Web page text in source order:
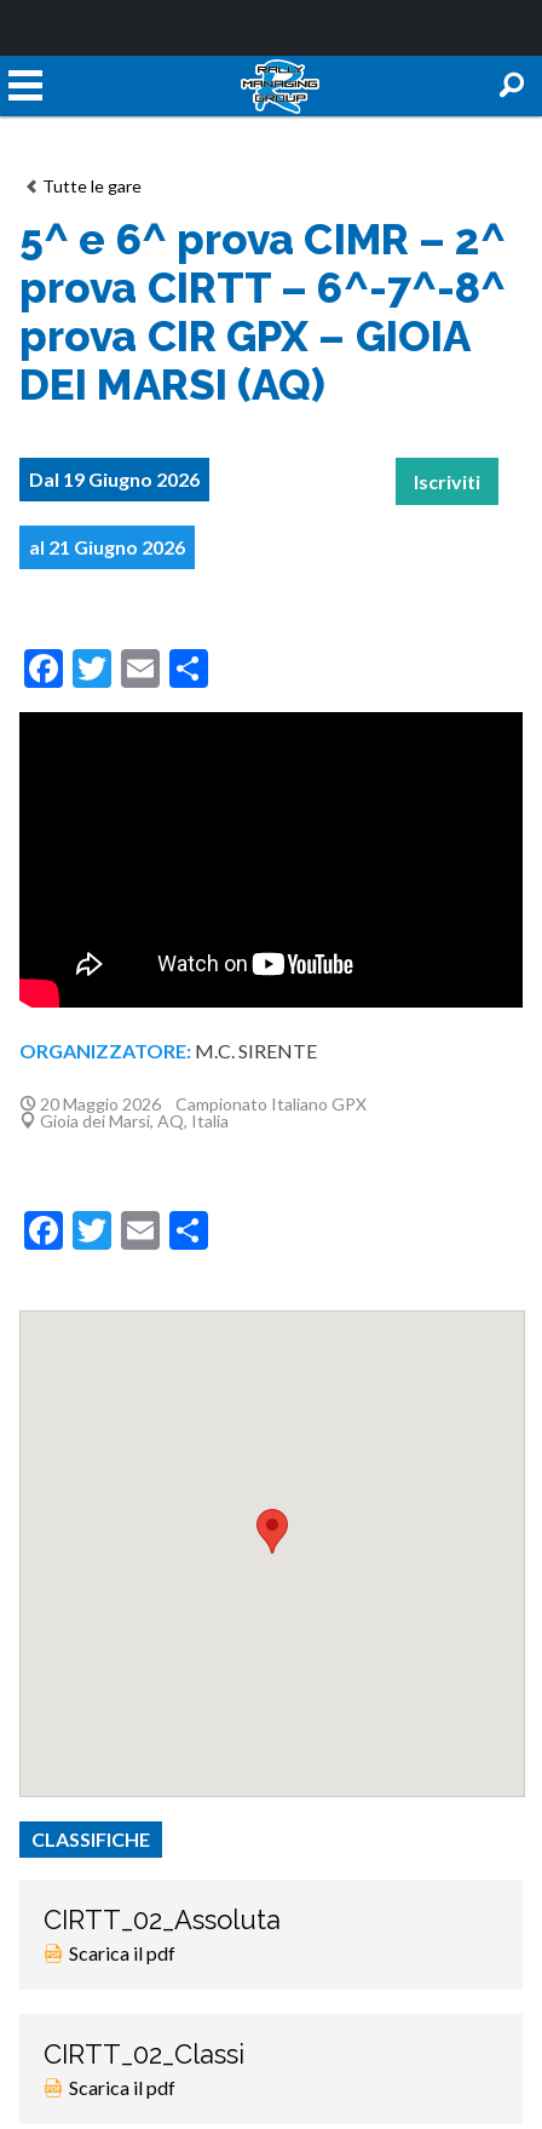
Tutte le gare
5^ e 6^ prova CIMR – 2^
prova CIRTT – 6^-7^-8^
prova CIR GPX – GIOIA
DEI MARSI (AQ)
Iscriviti
Dal 19 Giugno 2026
al 21 Giugno 2026
Facebook
Twitter
Email
ORGANIZZATORE: M.C. SIRENTE
20 Maggio 2026
Campionato Italiano GPX
Gioia dei Marsi, AQ, Italia
Facebook
Twitter
Email
CLASSIFICHE
CIRTT_02_Assoluta
Scarica il pdf
CIRTT_02_Classi
Scarica il pdf